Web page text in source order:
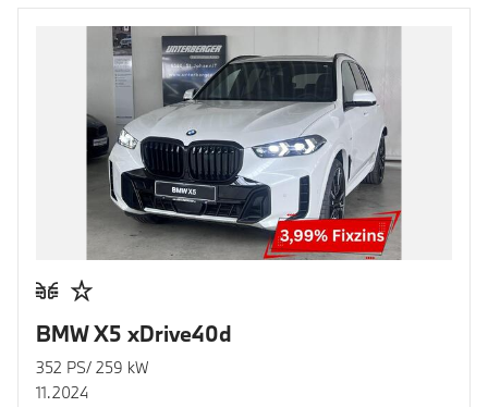
BMW X5 xDrive40d
352 PS/ 259 kW
11.2024